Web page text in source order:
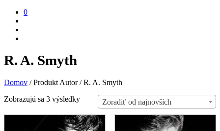
0
R. A. Smyth
Domov /Produkt Autor/R. A. Smyth
Zoradiť od najnovších
Zobrazujú sa 3 výsledkyZoradené
podľa
najnovších